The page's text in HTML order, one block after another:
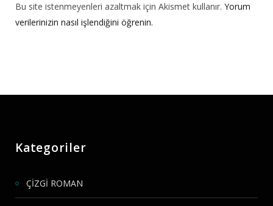
Bu site istenmeyenleri azaltmak için Akismet kullanır. Yorum
verilerinizin nasıl işlendiğini öğrenin.
Kategoriler
ÇİZGİ ROMAN